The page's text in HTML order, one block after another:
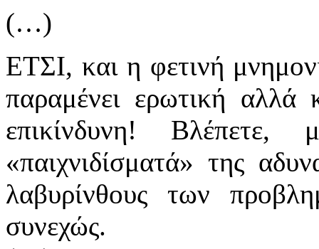
(…)
ΕΤΣΙ, και η φετινή
παραμένει ερωτική αλλά
επικίνδυνη!
«παιχνιδίσματά» της
λαβυρίνθους των
συνεχώς.